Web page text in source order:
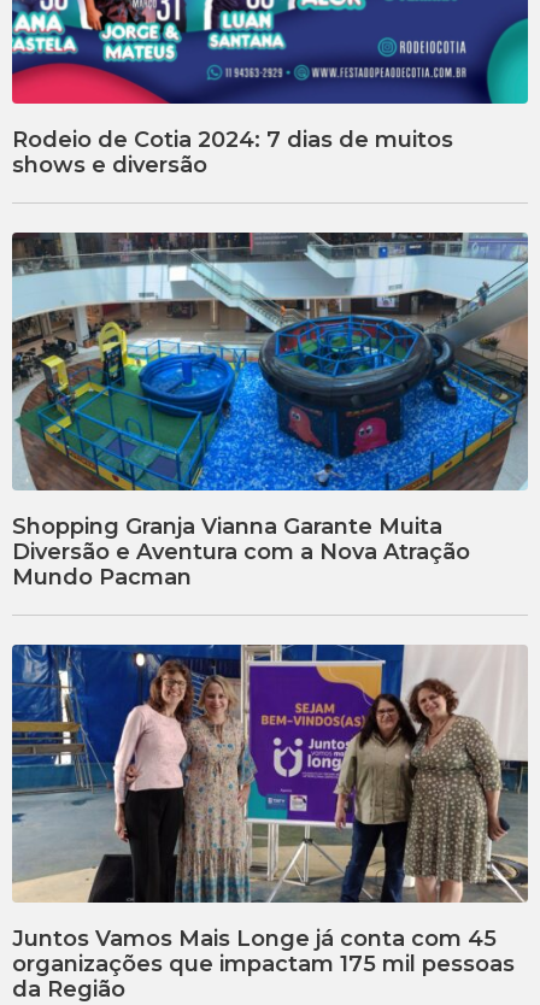
Rodeio de Cotia 2024: 7 dias de muitos
shows e diversão
Shopping Granja Vianna Garante Muita
Diversão e Aventura com a Nova Atração
Mundo Pacman
Juntos Vamos Mais Longe já conta com 45
organizações que impactam 175 mil pessoas
da Região